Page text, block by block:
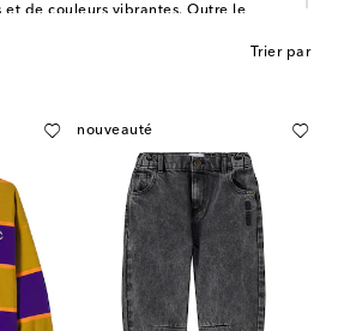
de couleurs vibrantes. Outre le
avec notamment l'emploi deTrier par
nouveauté